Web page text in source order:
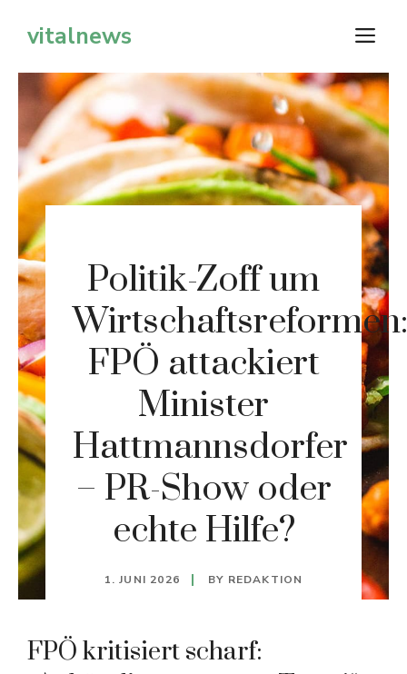
Inhaltvitalnews
Politik-Zoff um
Wirtschaftsreformen:
FPÖ attackiert
Minister
Hattmannsdorfer
– PR-Show oder
echte Hilfe?
1. JUNI 2026 BY REDAKTION
FPÖ kritisiert scharf: